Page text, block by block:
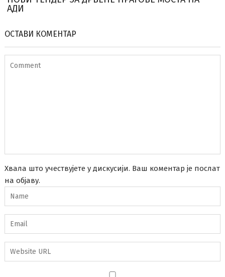
АДИ
ОСТАВИ КОМЕНТАР
Хвала што учествујете у дискусији. Ваш коментар је послат
на објаву.